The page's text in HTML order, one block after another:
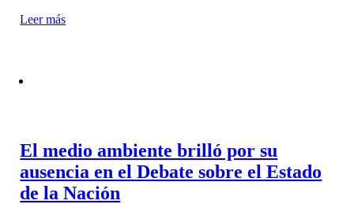
Leer más
El medio ambiente brilló por su
ausencia en el Debate sobre el Estado
de la Nación